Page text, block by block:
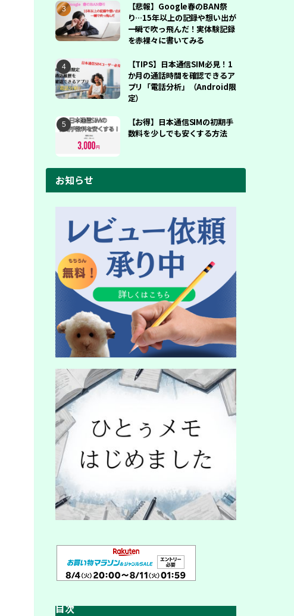
【悲報】Google春のBAN祭
り…15年以上の記録や想い出が
一瞬で吹っ飛んだ！実体験記録
を赤裸々に書いてみる
【TIPS】日本通信SIM必見！1
か月の通話時間を確認できるア
プリ「電話分析」（Android限
定）
【お得】日本通信SIMの初期手
数料を少しでも安くする方法
お知らせ
目次